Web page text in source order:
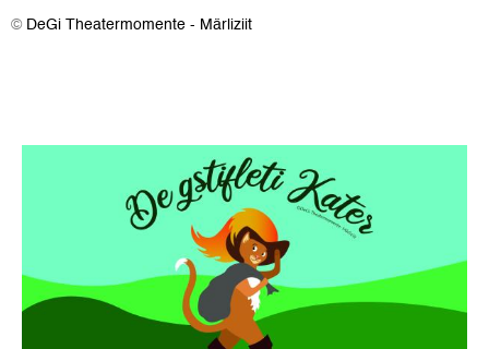
© DeGi Theatermomente - Märliziit